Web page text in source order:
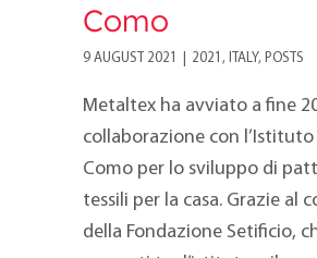
Como
9 AUGUST 2021 2021 , ITALY, POSTS
Metaltex ha avviato a fine
collaborazione con l’Istituto
Como per lo sviluppo di
tessili per la casa. Grazie al
della Fondazione Setificio,